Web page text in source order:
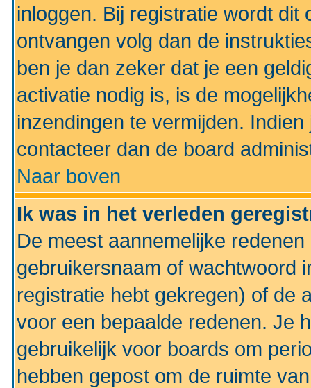
inloggen. Bij registratie wordt dit
ontvangen volg dan de
ben je dan zeker dat je een
activatie nodig is, is de
inzendingen te vermijden.
contacteer dan de board
Naar boven
Ik was in het verleden
De meest aannemelijke
gebruikersnaam of wachtwoord
registratie hebt gekregen) of de
voor een bepaalde redenen. Je
gebruikelijk voor boards om
hebben gepost om de ruimte